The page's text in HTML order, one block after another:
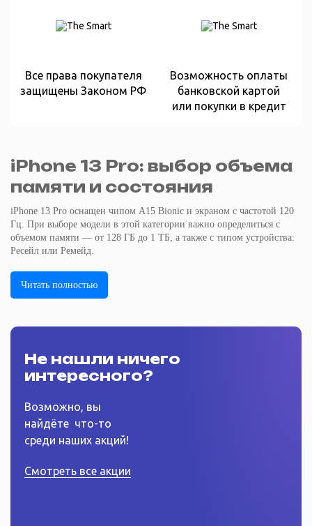
Все права покупателя
защищены Законом РФ
Возможность оплаты
банковской картой
или покупки в кредит
iPhone 13 Pro: выбор объема
памяти и состояния
iPhone 13 Pro оснащен чипом A15 Bionic и экраном с частотой 120
Гц. При выборе модели в этой категории важно определиться с
объемом памяти — от 128 ГБ до 1 ТБ, а также с типом устройства:
Ресейл или Ремейд.
Читать полностью
Не нашли ничего
интересного?
Возможно, вы
найдёте что-то
среди наших акций!
Смотреть все акции